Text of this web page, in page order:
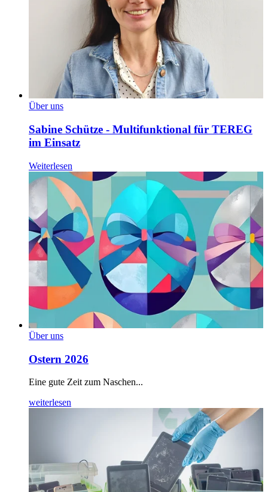
Über uns
Sabine Schütze - Multifunktional für TEREG
im Einsatz
Weiterlesen
Über uns
Ostern 2026
Eine gute Zeit zum Naschen...
weiterlesen